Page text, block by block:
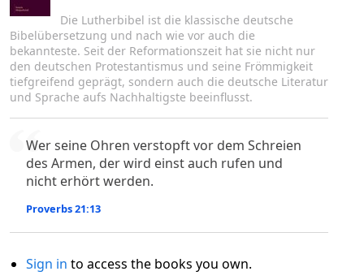
Die Lutherbibel ist die klassische deutsche
Bibelübersetzung und nach wie vor auch die
bekannteste. Seit der Reformationszeit hat sie nicht nur
den deutschen Protestantismus und seine Frömmigkeit
tiefgreifend geprägt, sondern auch die deutsche Literatur
und Sprache aufs Nachhaltigste beeinflusst.
Wer seine Ohren verstopft vor dem Schreien
des Armen, der wird einst auch rufen und
nicht erhört werden.
Proverbs 21:13
Sign in to access the books you own.